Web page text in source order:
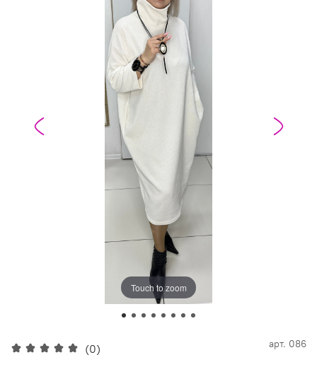
Touch to zoom
(0) арт. 086